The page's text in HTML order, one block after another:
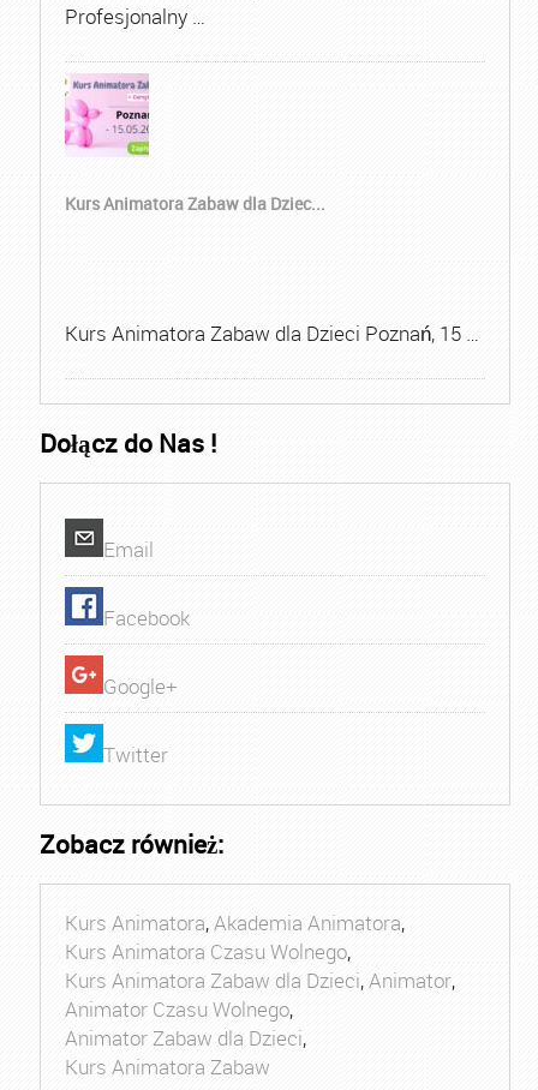
Profesjonalny …
Kurs Animatora Zabaw dla Dziec...
Kurs Animatora Zabaw dla Dzieci Poznań, 15 …
Dołącz do Nas !
Email
Facebook
Google+
Twitter
Zobacz również:
Kurs Animatora,Akademia Animatora,
Kurs Animatora Czasu Wolnego,
Kurs Animatora Zabaw dla Dzieci,Animator,
Animator Czasu Wolnego,
Animator Zabaw dla Dzieci,
Kurs Animatora Zabaw